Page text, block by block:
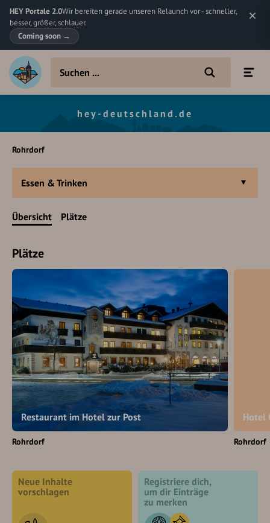
HEY Portale 2.0Wir bereiten gerade unseren Relaunch vor - schneller,
besser, größer, schlauer.
Coming soon →
hey-deutschland.de
Rohrdorf
Essen & Trinken
Übersicht Plätze
Plätze
Restaurant im Hotel zur Post
Rohrdorf
Hotel
Rohrdorf
Neue Inhalte
vorschlagen
Registriere dich,
um dir Einträge
zu merken